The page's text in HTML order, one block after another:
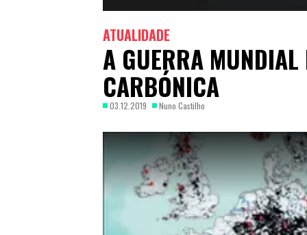
ATUALIDADE
A GUERRA
CARBÓNICA
03.12.2019 Nuno Castilho